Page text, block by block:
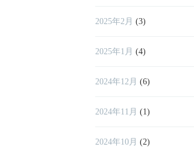
2025年2月 (3)
2025年1月 (4)
2024年12月 (6)
2024年11月 (1)
2024年10月 (2)